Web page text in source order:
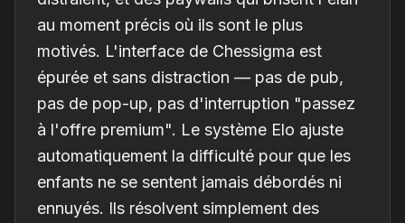
au moment précis où ils sont le plus
motivés. L'interface de Chessigma est
épurée et sans distraction — pas de pub,
pas de pop-up, pas d'interruption "passez
à l'offre premium". Le système Elo ajuste
automatiquement la difficulté pour que les
enfants ne se sentent jamais débordés ni
ennuyés. Ils résolvent simplement des